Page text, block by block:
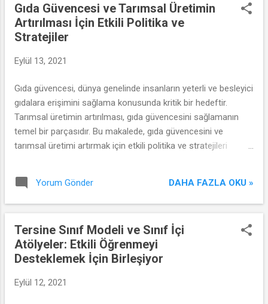
Gıda Güvencesi ve Tarımsal Üretimin
Artırılması İçin Etkili Politika ve
Stratejiler
Eylül 13, 2021
Gıda güvencesi, dünya genelinde insanların yeterli ve besleyici
gıdalara erişimini sağlama konusunda kritik bir hedeftir.
Tarımsal üretimin artırılması, gıda güvencesini sağlamanın
temel bir parçasıdır. Bu makalede, gıda güvencesini ve
tarımsal üretimi artırmak için etkili politika ve stratejileri
Yorum Gönder DAHA FAZLA OKU »
Tersine Sınıf Modeli ve Sınıf İçi
Atölyeler: Etkili Öğrenmeyi
Desteklemek İçin Birleşiyor
Eylül 12, 2021